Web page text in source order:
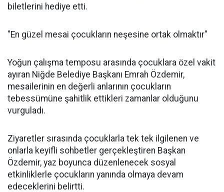
biletlerini hediye etti.
"En güzel mesai çocukların neşesine ortak olmaktır"
Yoğun çalışma temposu arasında çocuklara özel vakit
ayıran Niğde Belediye Başkanı Emrah Özdemir,
mesailerinin en değerli anlarının çocukların
tebessümüne şahitlik ettikleri zamanlar olduğunu
vurguladı.
Ziyaretler sırasında çocuklarla tek tek ilgilenen ve
onlarla keyifli sohbetler gerçekleştiren Başkan
Özdemir, yaz boyunca düzenlenecek sosyal
etkinliklerle çocukların yanında olmaya devam
edeceklerini belirtti.